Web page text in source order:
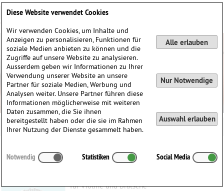
6 Jazzige Weihnachtslieder
für Violine und Bratsche
Diese Website verwendet Cookies
Wir verwenden Cookies, um Inhalte und
Anzeigen zu personalisieren, Funktionen für
soziale Medien anbieten zu können und die
Zugriffe auf unsere Website zu analysieren.
Ausserdem geben wir Informationen zu Ihrer
Verwendung unserer Website an unsere
Partner für soziale Medien, Werbung und
Analysen weiter. Unsere Partner führen diese
Informationen möglicherweise mit weiteren
Daten zusammen, die Sie ihnen
bereitgestellt haben oder die sie im Rahmen
Ihrer Nutzung der Dienste gesammelt haben.
Alle erlauben
Nur Notwendige
Auswahl erlauben
Notwendig Statistiken Social Media